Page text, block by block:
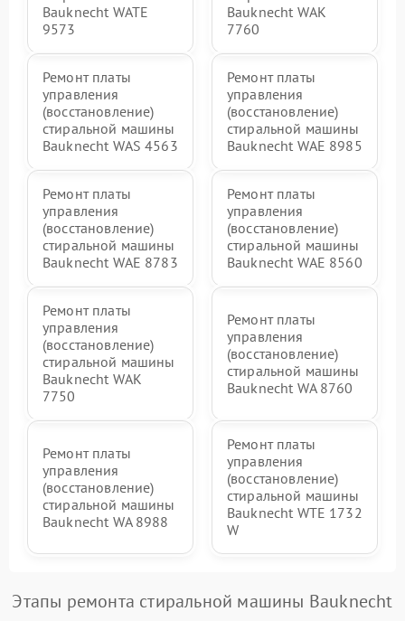
Bauknecht WATE
9573
Bauknecht WAK
7760
Ремонт платы
управления
(восстановление)
стиральной машины
Bauknecht WAS 4563
Ремонт платы
управления
(восстановление)
стиральной машины
Bauknecht WAE 8985
Ремонт платы
управления
(восстановление)
стиральной машины
Bauknecht WAE 8783
Ремонт платы
управления
(восстановление)
стиральной машины
Bauknecht WAE 8560
Ремонт платы
управления
(восстановление)
стиральной машины
Bauknecht WAK
7750
Ремонт платы
управления
(восстановление)
стиральной машины
Bauknecht WA 8760
Ремонт платы
управления
(восстановление)
стиральной машины
Bauknecht WA 8988
Ремонт платы
управления
(восстановление)
стиральной машины
Bauknecht WTE 1732
W
Этапы ремонта стиральной машины Bauknecht